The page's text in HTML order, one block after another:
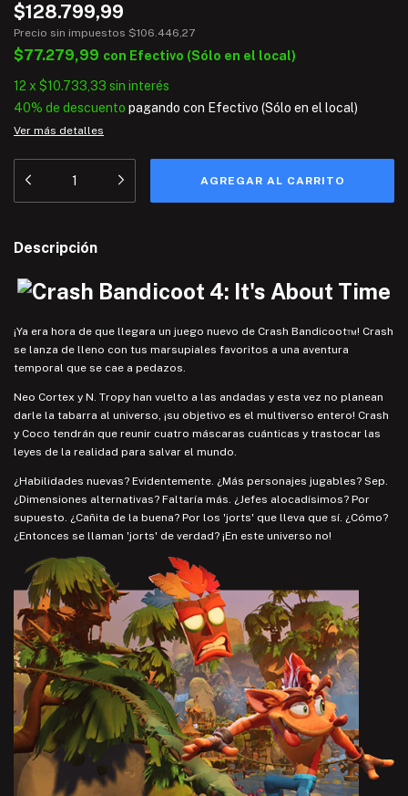
$128.799,99
Precio sin impuestos $106.446,27
$77.279,99 con Efectivo (Sólo en el local)
12 x $10.733,33 sin interés
40% de descuento pagando con Efectivo (Sólo en el local)
Ver más detalles
Descripción
¡Ya era hora de que llegara un juego nuevo de Crash Bandicoot™! Crash
se lanza de lleno con tus marsupiales favoritos a una aventura
temporal que se cae a pedazos.
Neo Cortex y N. Tropy han vuelto a las andadas y esta vez no planean
darle la tabarra al universo, ¡su objetivo es el multiverso entero! Crash
y Coco tendrán que reunir cuatro máscaras cuánticas y trastocar las
leyes de la realidad para salvar el mundo.
¿Habilidades nuevas? Evidentemente. ¿Más personajes jugables? Sep.
¿Dimensiones alternativas? Faltaría más. ¿Jefes alocadísimos? Por
supuesto. ¿Cañita de la buena? Por los 'jorts' que lleva que sí. ¿Cómo?
¿Entonces se llaman 'jorts' de verdad? ¡En este universo no!